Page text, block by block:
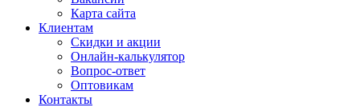
Карта сайта
Клиентам
Скидки и акции
Онлайн-калькулятор
Вопрос-ответ
Оптовикам
Контакты